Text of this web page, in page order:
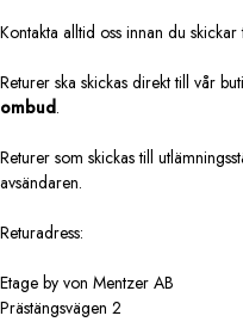
Kontakta alltid oss innan du skickar
Returer ska skickas direkt till vår
ombud.
Returer som skickas till
avsändaren.
Returadress:
Etage by von Mentzer AB
Prästängsvägen 2